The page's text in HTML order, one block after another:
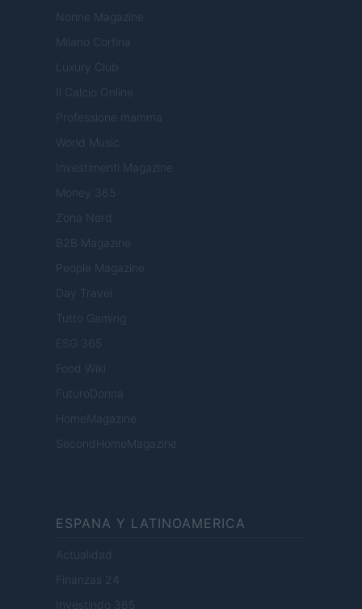
Nonne Magazine
Milano Cortina
Luxury Club
Il Calcio Online
Professione mamma
World Music
Investimenti Magazine
Money 365
Zona Nerd
B2B Magazine
People Magazine
Day Travel
Tutto Gaming
ESG 365
Food Wiki
FuturoDonna
HomeMagazine
SecondHomeMagazine
ESPANA Y LATINOAMERICA
Actualidad
Finanzas 24
Investindo 365